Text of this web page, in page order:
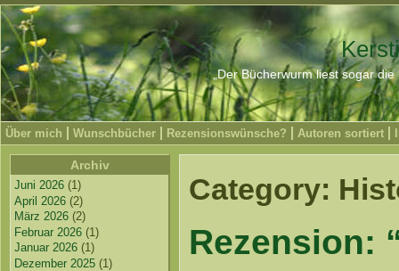
„Der Bücherwurm liest sogar
Über mich Wunschbücher Rezensionswünsche? Autoren sortiert
Archiv
Juni 2026 (1)
April 2026 (2)
März 2026 (2)
Februar 2026 (1)
Januar 2026 (1)
Dezember 2025 (1)
Category:
Rezension: